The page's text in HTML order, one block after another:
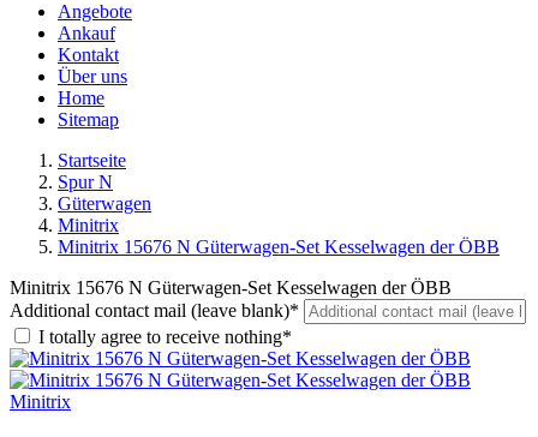
Angebote
Ankauf
Kontakt
Über uns
Home
Sitemap
Startseite
Spur N
Güterwagen
Minitrix
Minitrix 15676 N Güterwagen-Set Kesselwagen der ÖBB
Minitrix 15676 N Güterwagen-Set Kesselwagen der ÖBB
Additional contact mail (leave blank)*
I totally agree to receive nothing*
Minitrix